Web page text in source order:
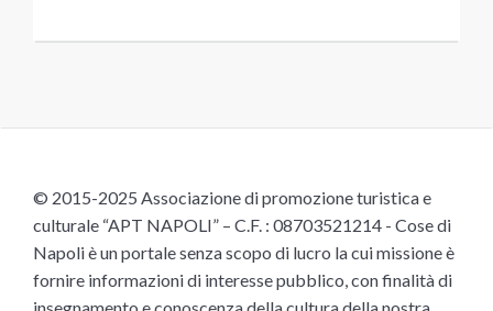
© 2015-2025 Associazione di promozione turistica e
culturale “APT NAPOLI” – C.F. : 08703521214 - Cose di
Napoli è un portale senza scopo di lucro la cui missione è
fornire informazioni di interesse pubblico, con finalità di